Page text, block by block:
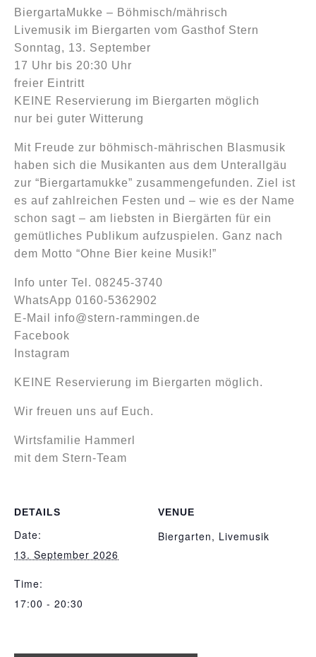
BiergartaMukke – Böhmisch/mährisch
Livemusik im Biergarten vom Gasthof Stern
Sonntag, 13. September
17 Uhr bis 20:30 Uhr
freier Eintritt
KEINE Reservierung im Biergarten möglich
nur bei guter Witterung
Mit Freude zur böhmisch-mährischen Blasmusik
haben sich die Musikanten aus dem Unterallgäu
zur “Biergartamukke” zusammengefunden. Ziel ist
es auf zahlreichen Festen und – wie es der Name
schon sagt – am liebsten in Biergärten für ein
gemütliches Publikum aufzuspielen. Ganz nach
dem Motto “Ohne Bier keine Musik!”
Info unter Tel. 08245-3740
WhatsApp 0160-5362902
E-Mail info@stern-rammingen.de
Facebook
Instagram
KEINE Reservierung im Biergarten möglich.
Wir freuen uns auf Euch.
Wirtsfamilie Hammerl
mit dem Stern-Team
DETAILS
Date:
13. September 2026
Time:
17:00 - 20:30
VENUE
Biergarten, Livemusik